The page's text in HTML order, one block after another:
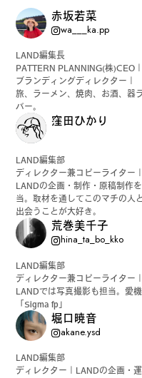
公
m
JOIN
LAND公式サポータ
のマチの、一歩先を
赤坂若菜
wa___ka.pp
LAND編集長
PATTERN PLANNING(株)CEO｜
ブランディングディレクター｜
旅、ラーメン、焼肉、お酒、器
バー。
窪田ひかり
LAND編集部
ディレクター兼コピーライター｜
LANDの企画・制作・原稿制作
当。取材を通してこのマチの人と
出会うことが大好き。
荒巻美千子
hina_ta_bo_kko
LAND編集部
ディレクター兼コピーライター｜
LANDでは写真撮影も担当。愛
「Sigma fp」
堀口暁音
akane.ysd
LAND編集部
ディレクター｜LANDの企画・